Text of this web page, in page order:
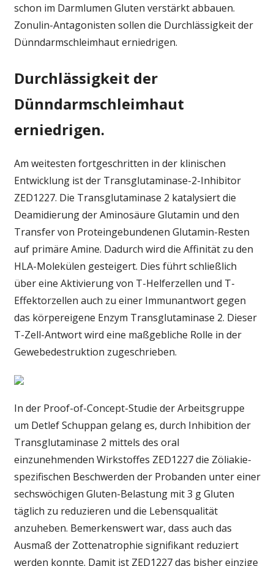
schon im Darmlumen Gluten verstärkt abbauen.
Zonulin-Antagonisten sollen die Durchlässigkeit der
Dünndarmschleimhaut erniedrigen.
Durchlässigkeit der
Dünndarmschleimhaut
erniedrigen.
Am weitesten fortgeschritten in der klinischen
Entwicklung ist der Transglutaminase-2-Inhibitor
ZED1227. Die Transglutaminase 2 katalysiert die
Deamidierung der Aminosäure Glutamin und den
Transfer von Protein­gebundenen Glutamin-Resten
auf primäre Amine. Dadurch wird die Affinität zu den
HLA-Molekülen gesteigert. Dies führt schließlich
über eine Aktivierung von T-Helferzellen und T-
Effektorzellen auch zu einer Immunantwort gegen
das körpereigene Enzym Transglutaminase 2. Dieser
T-Zell-Antwort wird eine maßgebliche Rolle in der
Gewebedestruktion zugeschrieben.
In der Proof-of-Concept-Studie der Arbeitsgruppe
um Detlef Schuppan gelang es, durch Inhibition der
Transglutaminase 2 mittels des oral
einzunehmenden Wirkstoffes ZED1227 die Zöliakie-
spezifischen Beschwerden der Probanden unter einer
sechswöchigen Gluten-Belastung mit 3 g Gluten
täglich zu reduzieren und die Lebensqualität
anzuheben. Bemerkenswert war, dass auch das
Ausmaß der Zottenatrophie signifikant reduziert
werden konnte. Damit ist ZED1227 das bisher einzige